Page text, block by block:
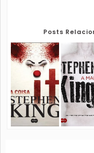
Posts